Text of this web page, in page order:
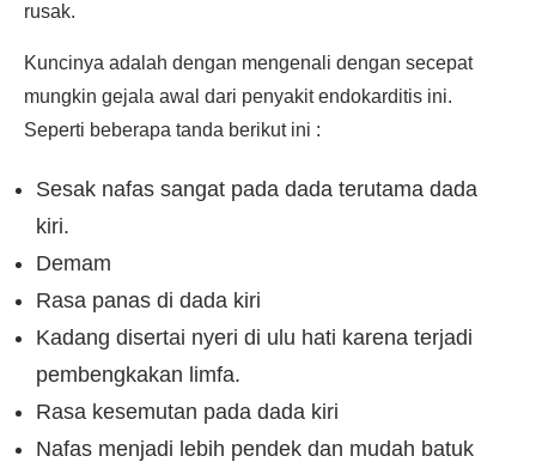
rusak.
Kuncinya adalah dengan mengenali dengan secepat
mungkin gejala awal dari penyakit endokarditis ini.
Seperti beberapa tanda berikut ini :
Sesak nafas sangat pada dada terutama dada
kiri.
Demam
Rasa panas di dada kiri
Kadang disertai nyeri di ulu hati karena terjadi
pembengkakan limfa.
Rasa kesemutan pada dada kiri
Nafas menjadi lebih pendek dan mudah batuk